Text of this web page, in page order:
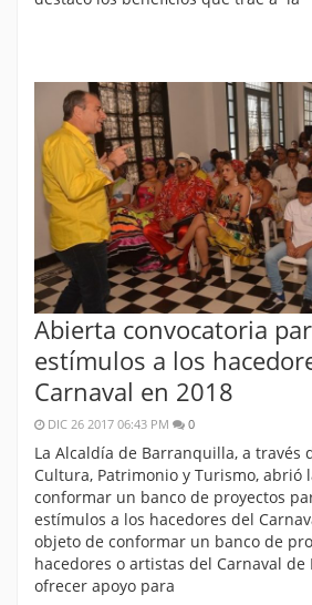
Abierta convocatoria
estímulos a los
Carnaval en 2018
DIC 26 2017 06:43 PM 0
La Alcaldía de Barranquilla, a través
Cultura, Patrimonio y Turismo, abrió
conformar un banco de proyectos
estímulos a los hacedores del
objeto de conformar un banco de
hacedores o artistas del Carnaval
ofrecer apoyo para